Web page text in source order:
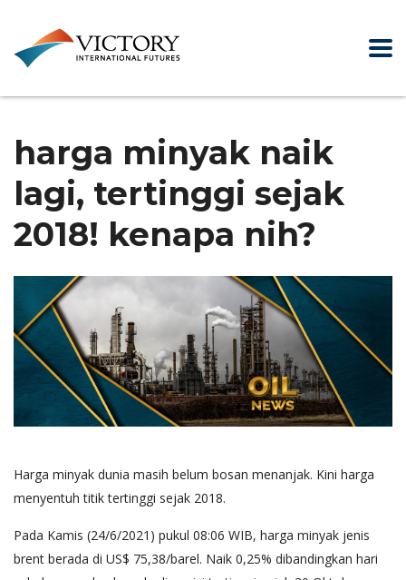
harga minyak naik
lagi, tertinggi sejak
2018! kenapa nih?
Harga minyak dunia masih belum bosan menanjak. Kini harga
menyentuh titik tertinggi sejak 2018.
Pada Kamis (24/6/2021) pukul 08:06 WIB, harga minyak jenis
brent berada di US$ 75,38/barel. Naik 0,25% dibandingkan hari